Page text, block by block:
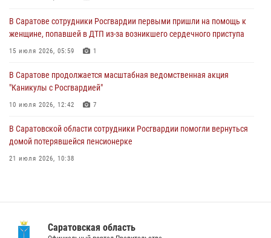
В Саратове продолжается масштабная ведомственная акция
"Каникулы с Росгвардией"
В Саратовской области при содействии спецназа Росгвардии
задержан подозреваемый в незаконном обороте наркотиков
В Саратове сотрудники Росгвардии первыми пришли на помощь к
женщине, попавшей в ДТП из-за возникшего сердечного приступа
15 июля 2026, 05:59 1
В Саратове продолжается масштабная ведомственная акция
"Каникулы с Росгвардией"
10 июля 2026, 12:42 7
В Саратовской области сотрудники Росгвардии помогли вернуться
домой потерявшейся пенсионерке
21 июля 2026, 10:38
29 июля 2026, 13:30 8 1
Саратовская область